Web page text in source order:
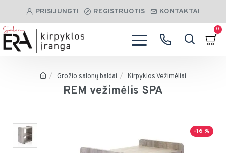
PRISIJUNGTI REGISTRUOTIS KONTAKTAI
0
Grožio salonų baldai Kirpyklos Vežimėliai
REM vežimėlis SPA
-16 %